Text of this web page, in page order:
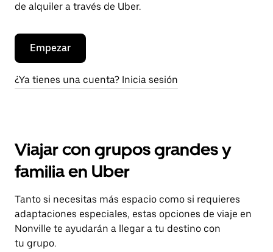
de alquiler a través de Uber.
Empezar
¿Ya tienes una cuenta? Inicia sesión
Viajar con grupos grandes y
familia en Uber
Tanto si necesitas más espacio como si requieres
adaptaciones especiales, estas opciones de viaje en
Nonville te ayudarán a llegar a tu destino con
tu grupo.